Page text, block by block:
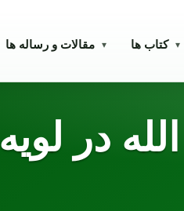
کتاب ها مقالات و رساله ها
در لویه